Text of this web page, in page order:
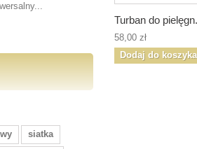
siatka
Turban do
58,00 zł
Dodaj do koszyka